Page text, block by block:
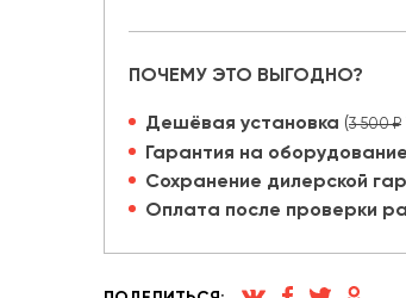
ПОЧЕМУ ЭТО ВЫГОДНО?
Дешёвая установка (3 500 ₽
Гарантия на
Сохранение дилерской
Оплата после проверки